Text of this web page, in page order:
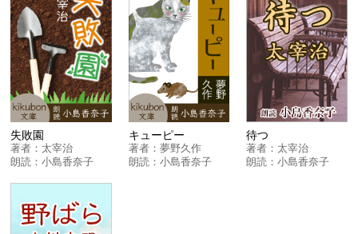
失敗園
著者： 太宰治
朗読：小島香奈子
キューピー
著者： 夢野久作
朗読： 小島香奈子
待つ
著者： 太宰治
朗読：小島香奈子